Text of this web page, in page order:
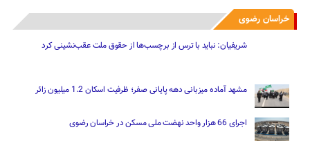
خراسان رضوی
شریفیان: نباید با ترس از برچسب‌ها از حقوق ملت عقب‌نشینی کرد
مشهد آماده میزبانی دهه پایانی صفر؛ ظرفیت اسکان 1.2 میلیون زائر
اجرای 66 هزار واحد نهضت ملی مسکن در خراسان رضوی